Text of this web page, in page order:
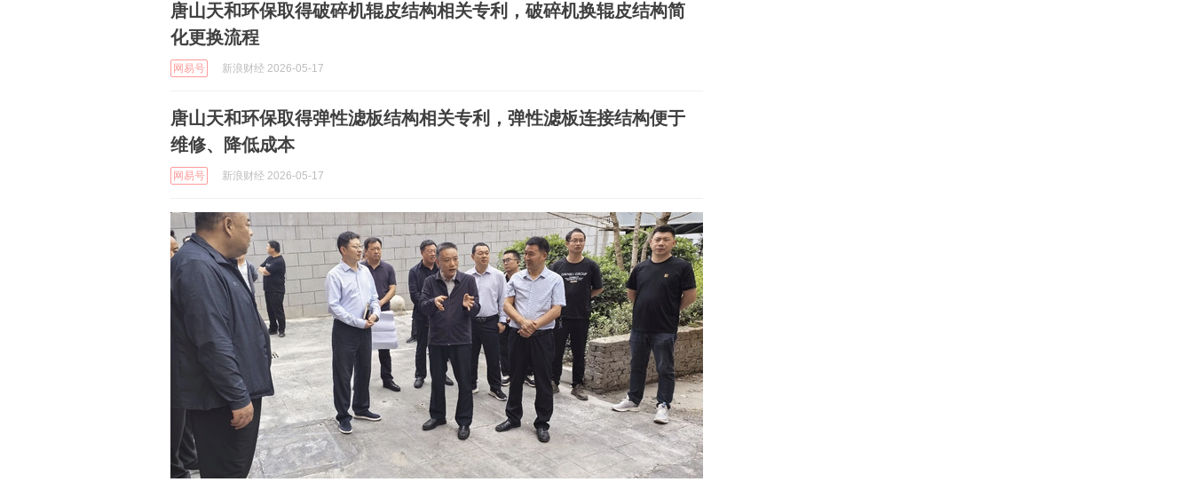
唐山天和环保取得破碎机辊皮结构相关专利，破碎机换辊皮结构简
化更换流程
网易号 新浪财经 2026-05-17
唐山天和环保取得弹性滤板结构相关专利，弹性滤板连接结构便于
维修、降低成本
网易号 新浪财经 2026-05-17